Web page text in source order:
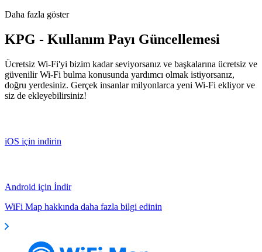
Daha fazla göster
KPG - Kullanım Payı Güncellemesi
Ücretsiz Wi-Fi'yi bizim kadar seviyorsanız ve başkalarına ücretsiz ve
güvenilir Wi-Fi bulma konusunda yardımcı olmak istiyorsanız,
doğru yerdesiniz. Gerçek insanlar milyonlarca yeni Wi-Fi ekliyor ve
siz de ekleyebilirsiniz!
iOS için indirin
Android için İndir
WiFi Map hakkında daha fazla bilgi edinin